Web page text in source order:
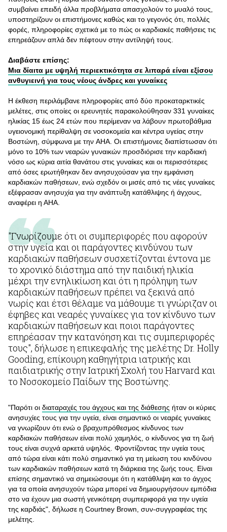
συμβαίνει επειδή άλλα προβλήματα απασχολούν το μυαλό τους,
υποστηρίζουν οι επιστήμονες καθώς και το γεγονός ότι, πολλές
φορές, πληροφορίες σχετικά με το πώς οι καρδιακές παθήσεις τις
επηρεάζουν απλά δεν πέφτουν στην αντίληψή τους.
Διαβάστε επίσης:
Μια δίαιτα με υψηλή περιεκτικότητα σε λιπαρά είναι εξίσου
ανθυγιεινή για τους νέους άνδρες και γυναίκες
Η έκθεση περιλάμβανε πληροφορίες από δύο προκαταρκτικές
μελέτες, στις οποίες οι ερευνητές παρακολούθησαν 331 γυναίκες
ηλικίας 15 έως 24 ετών που περίμεναν να λάβουν πρωτοβάθμια
υγειονομική περίθαλψη σε νοσοκομεία και κέντρα υγείας στην
Βοστώνη, σύμφωνα με την AΗA. Οι επιστήμονες διαπίστωσαν ότι
μόνο το 10% των νεαρών γυναικών προσδιόρισε την καρδιακή
νόσο ως κύρια αιτία θανάτου στις γυναίκες και οι περισσότερες
από όσες ερωτήθηκαν δεν ανησυχούσαν για την εμφάνιση
καρδιακών παθήσεων, ενώ σχεδόν οι μισές από τις νέες γυναίκες
εξέφρασαν ανησυχία για την ανάπτυξη κατάθλιψης ή άγχους,
αναφέρει η ΑΗΑ.
"Γνωρίζουμε ότι οι συμπεριφορές που αφορούν
στην υγεία και οι παράγοντες κινδύνου των
καρδιακών παθήσεων συσχετίζονται έντονα με
το χρονικό διάστημα από την παιδική ηλικία
μέχρι την ενηλικίωση και ότι η πρόληψη των
καρδιακών παθήσεων πρέπει να ξεκινά από
νωρίς και έτσι θέλαμε να μάθουμε τι γνώριζαν οι
έφηβες και νεαρές γυναίκες για τον κίνδυνο των
καρδιακών παθήσεων και ποιοι παράγοντες
επηρέασαν την κατανόηση και τις συμπεριφορές
τους", δήλωσε η επικεφαλής της μελέτης Dr. Holly
Gooding, επίκουρη καθηγήτρια ιατρικής και
παιδιατρικής στην Ιατρική Σχολή του Harvard και
το Νοσοκομείο Παίδων της Βοστώνης.
"Παρότι οι διαταραχές του άγχους και της διάθεσης ήταν οι κύριες
ανησυχίες τους για την υγεία, είναι σημαντικό οι νεαρές γυναίκες
να γνωρίζουν ότι ενώ ο βραχυπρόθεσμος κίνδυνος των
καρδιακών παθήσεων είναι πολύ χαμηλός, ο κίνδυνος για τη ζωή
τους είναι συχνά αρκετά υψηλός. Φροντίζοντας την υγεία τους
από τώρα είναι κάτι πολύ σημαντικό για τη μείωση του κινδύνου
των καρδιακών παθήσεων κατά τη διάρκεια της ζωής τους. Είναι
επίσης σημαντικό να σημειώσουμε ότι η κατάθλιψη και το άγχος
για τα οποία ανησυχούν τώρα μπορεί να δημιουργήσουν εμπόδια
στο να έχουν μια σωστή γενικότερη συμπεριφορά για την υγεία
της καρδιάς", δήλωσε η Courtney Brown, συν-συγγραφέας της
μελέτης.